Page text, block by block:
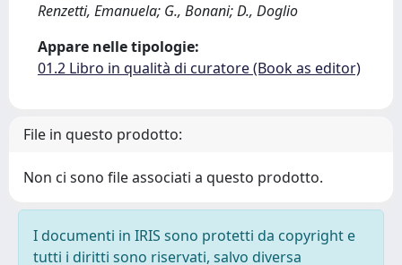
Renzetti, Emanuela; G., Bonani; D., Doglio
Appare nelle tipologie:
01.2 Libro in qualità di curatore (Book as editor)
File in questo prodotto:
Non ci sono file associati a questo prodotto.
I documenti in IRIS sono protetti da copyright e
tutti i diritti sono riservati, salvo diversa